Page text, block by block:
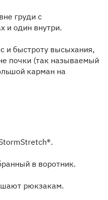
груди с
и один внутри.
и быстроту высыхания,
почки (так называемый
карман на
в воротник.
рюкзакам.